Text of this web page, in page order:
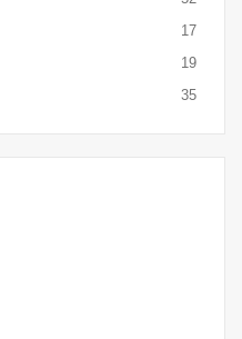
17
19
35